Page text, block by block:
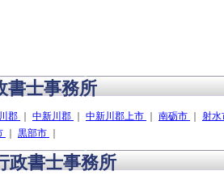
書士事務所
郡 中新川郡 中新川郡上市 南砺市
射
黒部市
政書士事務所